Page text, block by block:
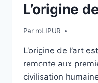
L’origine
Par roLIPUR
L’origine de l’art
remonte aux
civilisation